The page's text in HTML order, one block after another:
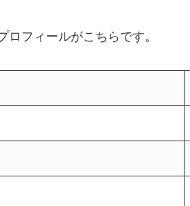
ロフィールがこちらです。